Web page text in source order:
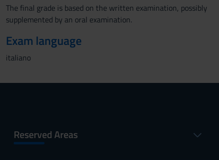
The final grade is based on the written examination, possibly
supplemented by an oral examination.
Exam language
italiano
Reserved Areas